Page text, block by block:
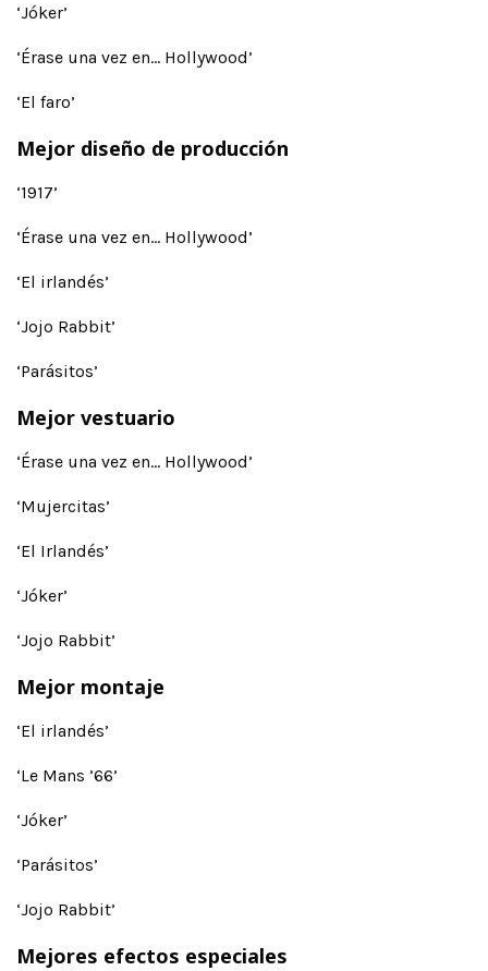
‘Jóker’
‘Érase una vez en… Hollywood’
‘El faro’
Mejor diseño de producción
‘1917’
‘Érase una vez en… Hollywood’
‘El irlandés’
‘Jojo Rabbit’
‘Parásitos’
Mejor vestuario
‘Érase una vez en… Hollywood’
‘Mujercitas’
‘El Irlandés’
‘Jóker’
‘Jojo Rabbit’
Mejor montaje
‘El irlandés’
‘Le Mans ’66’
‘Jóker’
‘Parásitos’
‘Jojo Rabbit’
Mejores efectos especiales